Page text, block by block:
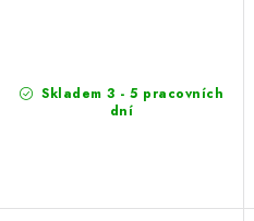
Skladem 3 - 5 pracovních
dní